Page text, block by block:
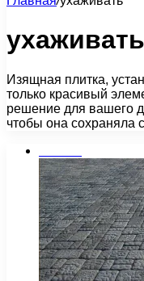
ухаживать
Изящная плитка,
только красивый
решение для вашего
чтобы она сохраняла